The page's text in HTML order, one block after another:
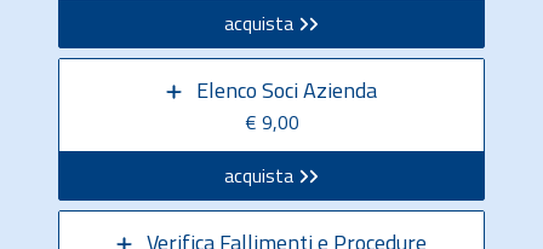
acquista
Elenco Soci Azienda
€ 9,00
acquista
Verifica Fallimenti e Procedure